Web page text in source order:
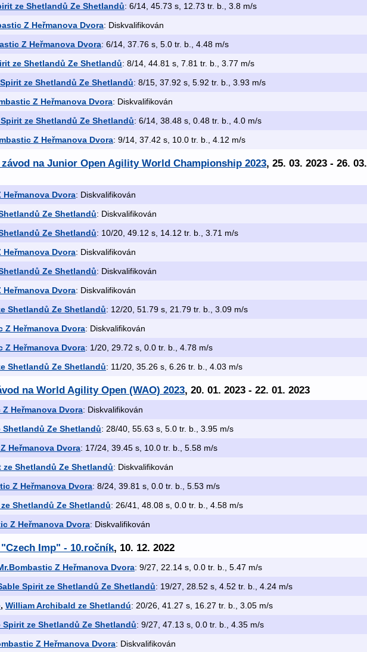
ze Shetlandů Ze Shetlandů: 6/14, 45.73 s, 12.73 tr. b., 3.8 m/s
Z Heřmanova Dvora: Diskvalifikován
Z Heřmanova Dvora: 6/14, 37.76 s, 5.0 tr. b., 4.48 m/s
ze Shetlandů Ze Shetlandů: 8/14, 44.81 s, 7.81 tr. b., 3.77 m/s
ze Shetlandů Ze Shetlandů: 8/15, 37.92 s, 5.92 tr. b., 3.93 m/s
Z Heřmanova Dvora: Diskvalifikován
ze Shetlandů Ze Shetlandů: 6/14, 38.48 s, 0.48 tr. b., 4.0 m/s
Z Heřmanova Dvora: 9/14, 37.42 s, 10.0 tr. b., 4.12 m/s
na Junior Open Agility World Championship 2023, 25. 03. 2023 - 26. 03.
Heřmanova Dvora: Diskvalifikován
Ze Shetlandů: Diskvalifikován
Ze Shetlandů: 10/20, 49.12 s, 14.12 tr. b., 3.71 m/s
Heřmanova Dvora: Diskvalifikován
Ze Shetlandů: Diskvalifikován
Heřmanova Dvora: Diskvalifikován
Shetlandů Ze Shetlandů: 12/20, 51.79 s, 21.79 tr. b., 3.09 m/s
Z Heřmanova Dvora: Diskvalifikován
Z Heřmanova Dvora: 1/20, 29.72 s, 0.0 tr. b., 4.78 m/s
Shetlandů Ze Shetlandů: 11/20, 35.26 s, 6.26 tr. b., 4.03 m/s
na World Agility Open (WAO) 2023, 20. 01. 2023 - 22. 01. 2023
Heřmanova Dvora: Diskvalifikován
Shetlandů Ze Shetlandů: 28/40, 55.63 s, 5.0 tr. b., 3.95 m/s
Heřmanova Dvora: 17/24, 39.45 s, 10.0 tr. b., 5.58 m/s
ze Shetlandů Ze Shetlandů: Diskvalifikován
Z Heřmanova Dvora: 8/24, 39.81 s, 0.0 tr. b., 5.53 m/s
Shetlandů Ze Shetlandů: 26/41, 48.08 s, 0.0 tr. b., 4.58 m/s
Z Heřmanova Dvora: Diskvalifikován
Imp" - 10.ročník, 10. 12. 2022
Z Heřmanova Dvora: 9/27, 22.14 s, 0.0 tr. b., 5.47 m/s
Spirit ze Shetlandů Ze Shetlandů: 19/27, 28.52 s, 4.52 tr. b., 4.24 m/s
, William Archibald ze Shetlandú: 20/26, 41.27 s, 16.27 tr. b., 3.05 m/s
Spirit ze Shetlandů Ze Shetlandů: 9/27, 47.13 s, 0.0 tr. b., 4.35 m/s
Z Heřmanova Dvora: Diskvalifikován